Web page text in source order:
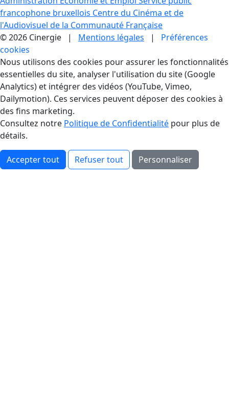
francophone bruxellois Centre du Cinéma et de
l'Audiovisuel de la Communauté Française
© 2026 Cinergie | Mentions légales | Préférences
cookies
Gestion des Cookies
Nous utilisons des cookies pour assurer les fonctionnalités
essentielles du site, analyser l'utilisation du site (Google
Analytics) et intégrer des vidéos (YouTube, Vimeo,
Dailymotion). Ces services peuvent déposer des cookies à
des fins marketing.
Consultez notre Politique de Confidentialité pour plus de
détails.
Accepter tout Refuser tout Personnaliser